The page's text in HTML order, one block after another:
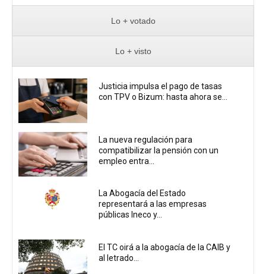
Lo + votado
Lo + visto
Justicia impulsa el pago de tasas
con TPV o Bizum: hasta ahora se...
La nueva regulación para
compatibilizar la pensión con un
empleo entra...
La Abogacía del Estado
representará a las empresas
públicas Ineco y...
El TC oirá a la abogacía de la CAIB y
al letrado...